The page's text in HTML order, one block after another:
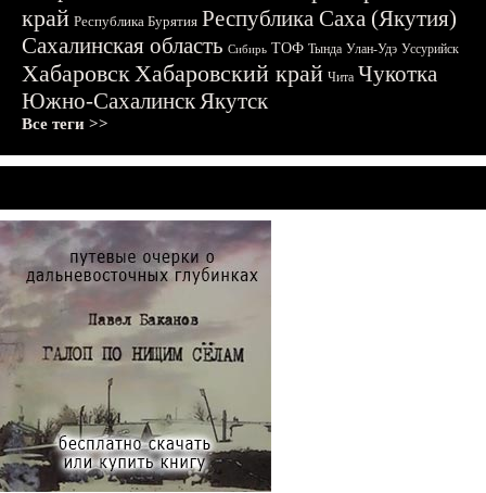
край Республика Бурятия Республика Саха (Якутия)
Сахалинская область Сибирь ТОФ Тында Улан-Удэ Уссурийск
ХабаровскХабаровский край Чита Чукотка
Южно-СахалинскЯкутск
Все теги >>